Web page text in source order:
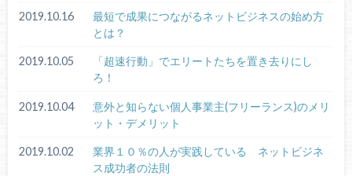
2019.10.16
最短で成果につながるネットビジネスの始め方
とは？
2019.10.05
「超速行動」でエリートたちを置き去りにし
ろ！
2019.10.04
意外と知らない個人事業主(フリーランス)のメリ
ット・デメリット
2019.10.02
業界１０％の人が実践している ネットビジネ
ス成功者の法則